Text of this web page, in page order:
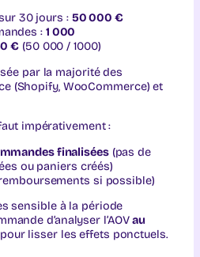
30 jours : 50 000 €
: 1 000
€ (50 000 / 1000)
par la majorité des
(Shopify, WooCommerce) et
impérativement :
finalisées(pas de
ou paniers créés)
si possible)
sensible à la période
d’analyser l’AOVau
pour lisser les effets ponctuels.